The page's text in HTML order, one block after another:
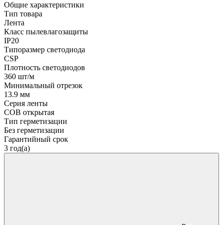
Общие характеристики
Тип товара
Лента
Класс пылевлагозащиты
IP20
Типоразмер светодиода
CSP
Плотность светодиодов
360 шт/м
Минимальный отрезок
13.9 мм
Серия ленты
COB открытая
Тип герметизации
Без герметизации
Гарантийный срок
3 год(а)